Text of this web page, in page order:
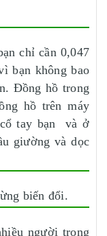
chỉ cần 0,047
bạn không bao
Đồng hồ trong
hồ trên máy
tay bạn và ở
giường và dọc
biến đổi.
người trong